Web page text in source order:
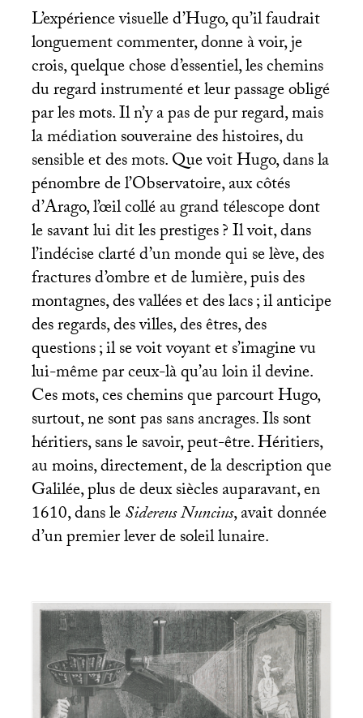
L’expérience visuelle d’Hugo, qu’il faudrait
longuement commenter, donne à voir, je
crois, quelque chose d’essentiel, les chemins
du regard instrumenté et leur passage obligé
par les mots. Il n’y a pas de pur regard, mais
la médiation souveraine des histoires, du
sensible et des mots. Que voit Hugo, dans la
pénombre de l’Observatoire, aux côtés
d’Arago, l’œil collé au grand télescope dont
le savant lui dit les prestiges? Il voit, dans
l’indécise clarté d’un monde qui se lève, des
fractures d’ombre et de lumière, puis des
montagnes, des vallées et des lacs; il anticipe
des regards, des villes, des êtres, des
questions; il se voit voyant et s’imagine vu
lui-même par ceux-là qu’au loin il devine.
Ces mots, ces chemins que parcourt Hugo,
surtout, ne sont pas sans ancrages. Ils sont
héritiers, sans le savoir, peut-être. Héritiers,
au moins, directement, de la description que
Galilée, plus de deux siècles auparavant, en
1610, dans leSidereus Nuncius, avait donnée
d’un premier lever de soleil lunaire.